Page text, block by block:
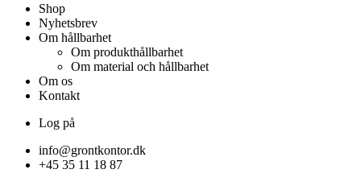
Shop
Nyhetsbrev
Om hållbarhet
Om produkthållbarhet
Om material och hållbarhet
Om os
Kontakt
Log på
info@grontkontor.dk
+45 35 11 18 87